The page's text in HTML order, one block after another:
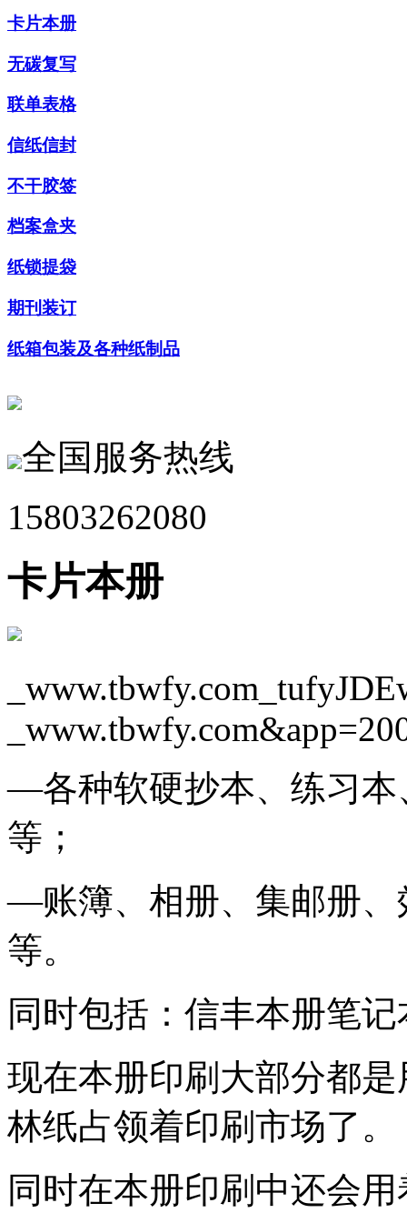
卡片本册
无碳复写
联单表格
信纸信封
不干胶签
档案盒夹
纸锁提袋
期刊装订
纸箱包装及各种纸制品
全国服务热线
15803262080
卡片本册
—各种软硬抄本、练习本
等；
—账簿、相册、集邮册、
等。
同时包括：信丰本册笔
现在本册印刷大部分都
林纸占领着印刷市场了。
同时在本册印刷中还会